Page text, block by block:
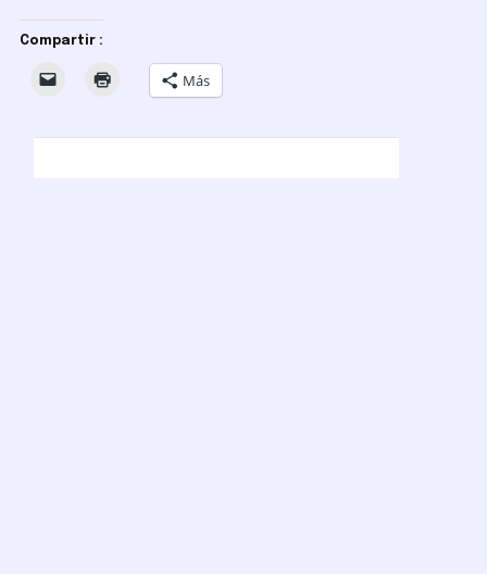
Compartir :
Más